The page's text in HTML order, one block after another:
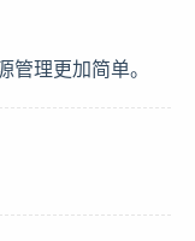
理更加简单。